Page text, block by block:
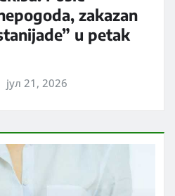
zakazan
u petak
јул 21, 2026